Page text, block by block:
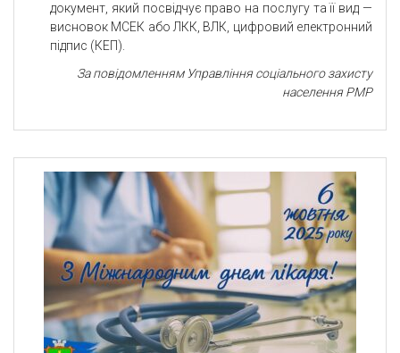
документ, який посвідчує право на послугу та її вид —
висновок МСЕК або ЛКК, ВЛК, цифровий електронний
підпис (КЕП).
За повідомленням Управління соціального захисту
населення РМР